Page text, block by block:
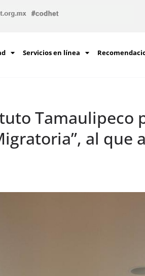
Servicios en línea
Tamaulipeco
al que